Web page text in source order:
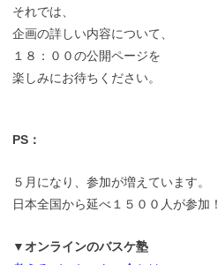
それでは、
企画の詳しい内容について、
１８：００の公開ページを
楽しみにお待ちください。
PS：
５月になり、参加が増えています。
日本全国から延べ１５００人が参加！
▼オンラインのバスケ塾